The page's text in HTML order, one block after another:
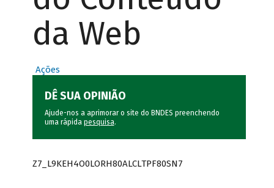
da Web
Ações
DÊ SUA OPINIÃO
Ajude-nos a aprimorar o site do BNDES preenchendo
uma rápida pesquisa.
Z7_L9KEH4O0LORH80ALCLTPF80SN7